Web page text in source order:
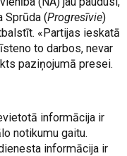
Sprūda (Progresīvie)
«Partijas ieskatā
to darbos, nevar
paziņojumā presei.
informācija ir
notikumu gaitu.
informācija ir